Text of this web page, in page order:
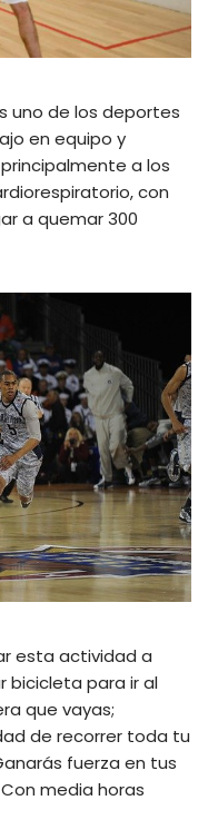
uno de los deportes
en equipo y
a los
con
a quemar 300
esta actividad a
bicicleta para ir al
que vayas;
de recorrer toda tu
fuerza en tus
media horas